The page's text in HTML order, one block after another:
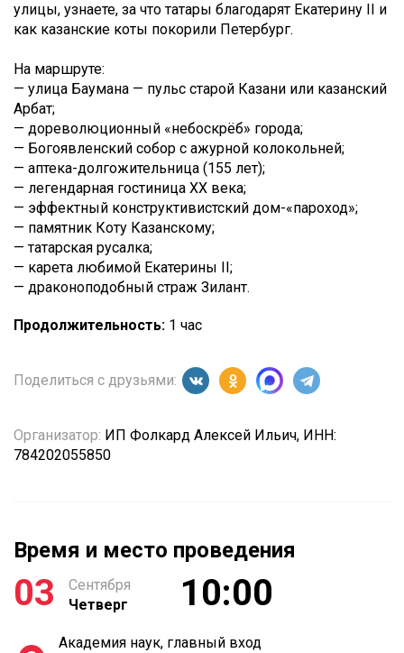
улицы, узнаете, за что татары благодарят Екатерину II и
как казанские коты покорили Петербург.
На маршруте:
— улица Баумана — пульс старой Казани или казанский
Арбат;
— дореволюционный «небоскрёб» города;
— Богоявленский собор с ажурной колокольней;
— аптека-долгожительница (155 лет);
— легендарная гостиница XX века;
— эффектный конструктивистский дом-«пароход»;
— памятник Коту Казанскому;
— татарская русалка;
— карета любимой Екатерины II;
— драконоподобный страж Зилант.
Продолжительность: 1 час
Поделиться с друзьями:
Организатор: ИП Фолкард Алексей Ильич, ИНН:
784202055850
Время и место проведения
03
Сентября
Четверг
10:00
Академия наук, главный вход